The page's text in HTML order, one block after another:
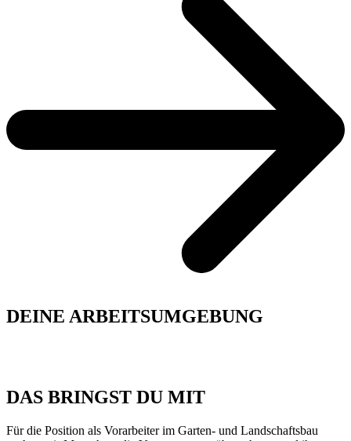
DEINE ARBEITSUMGEBUNG
DAS BRINGST DU MIT
Für die Position als Vorarbeiter im Garten- und Landschaftsbau